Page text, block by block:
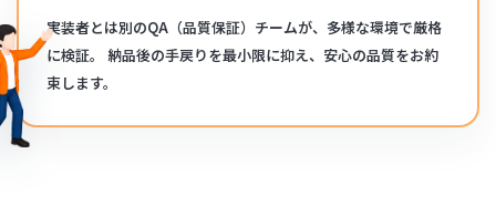
実装者とは別のQA（品質保証）チームが、多様な環境で厳格
に検証。 納品後の手戻りを最小限に抑え、安心の品質をお約
束します。